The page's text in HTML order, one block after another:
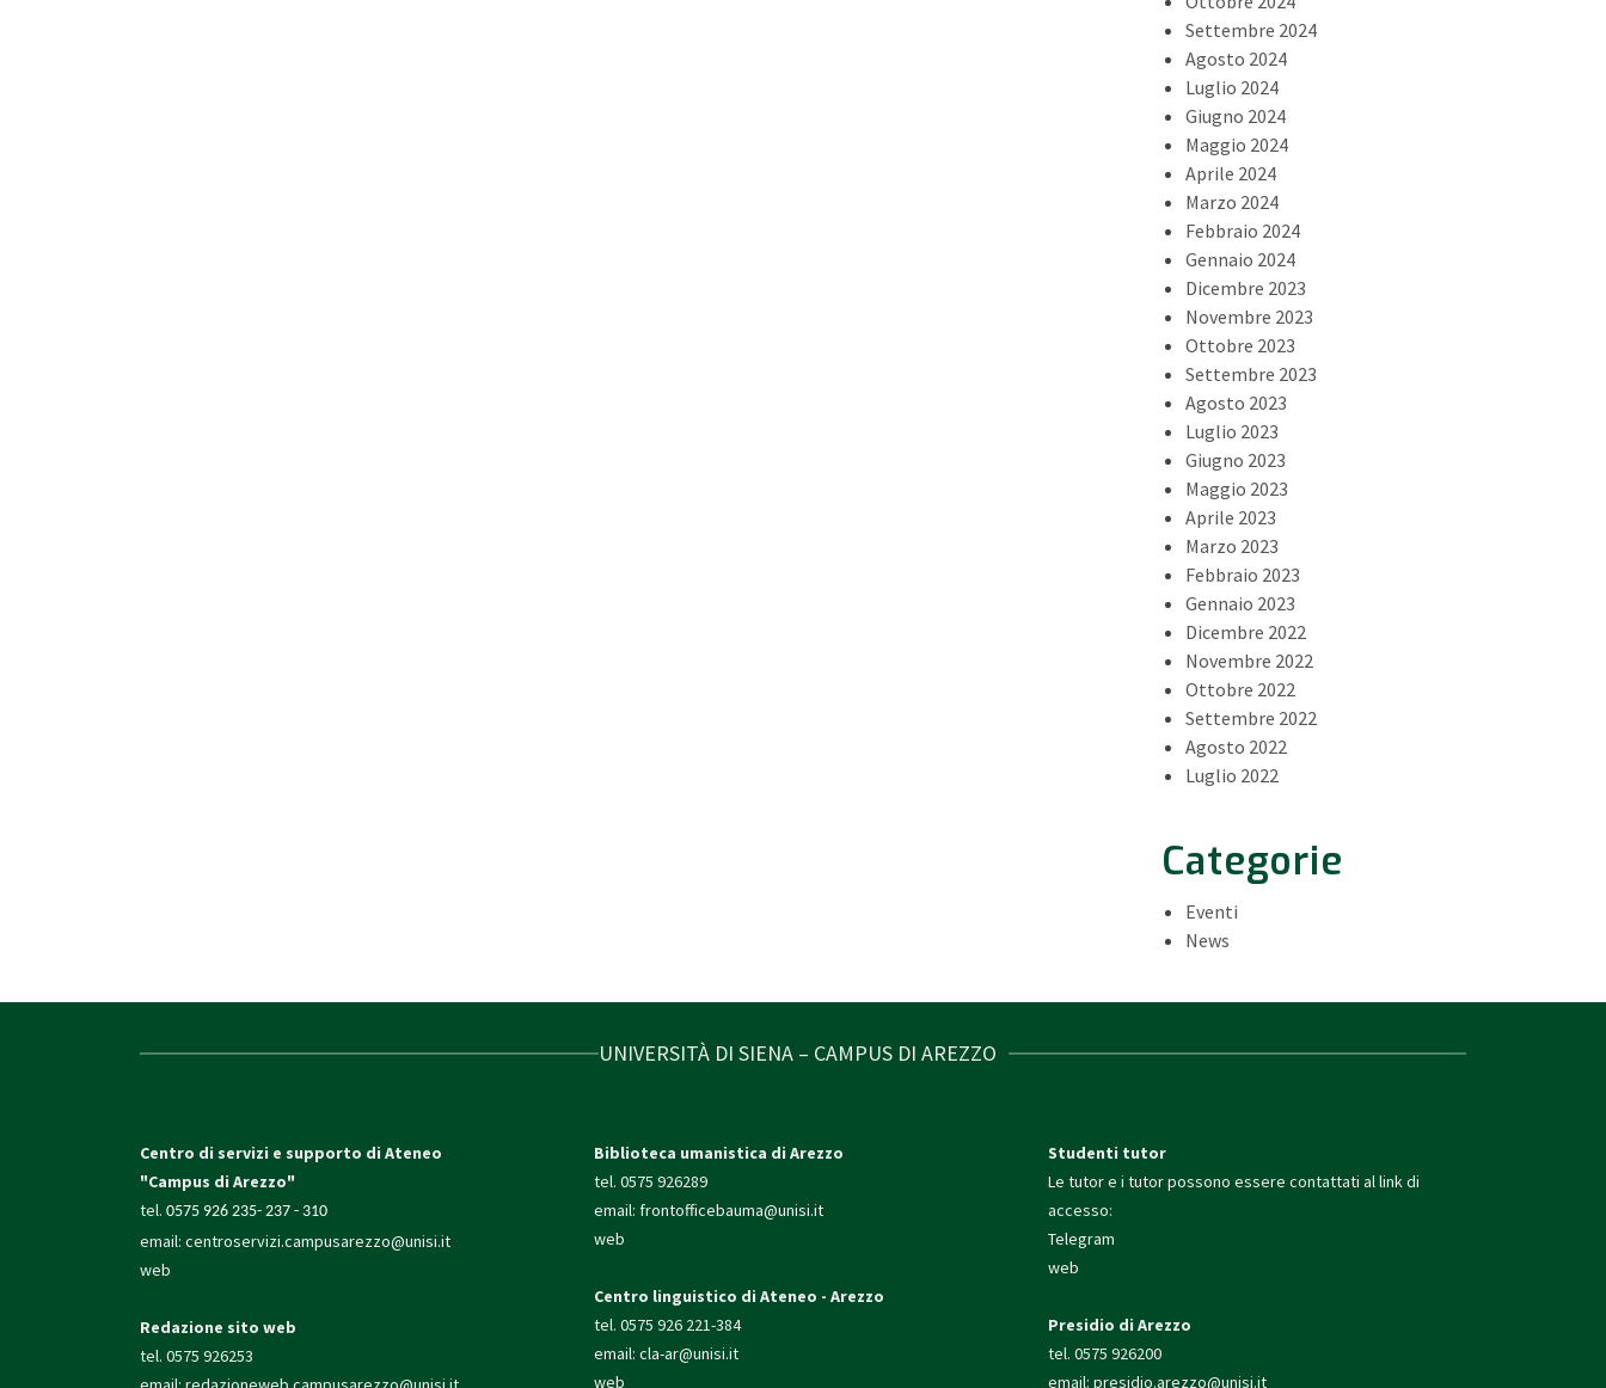
Settembre 2024
Agosto 2024
Luglio 2024
Giugno 2024
Maggio 2024
Aprile 2024
Marzo 2024
Febbraio 2024
Gennaio 2024
Dicembre 2023
Novembre 2023
Ottobre 2023
Settembre 2023
Agosto 2023
Luglio 2023
Giugno 2023
Maggio 2023
Aprile 2023
Marzo 2023
Febbraio 2023
Gennaio 2023
Dicembre 2022
Novembre 2022
Ottobre 2022
Settembre 2022
Agosto 2022
Luglio 2022
Categorie
Eventi
News
UNIVERSITÀ DI SIENA – CAMPUS DI AREZZO
Centro di servizi e supporto di Ateneo
"Campus di Arezzo"
tel. 0575 926 235- 237 - 310
email: centroservizi.campusarezzo@unisi.it
web
Redazione sito web
tel. 0575 926253
Biblioteca umanistica di Arezzo
tel. 0575 926289
email: frontofficebauma@unisi.it
web
Centro linguistico di Ateneo - Arezzo
tel. 0575 926 221-384
email: cla-ar@unisi.it
web
Studenti tutor
Le tutor e i tutor possono essere contattati al link di
accesso:
Telegram
web
Presidio di Arezzo
tel. 0575 926200
email: presidio.arezzo@unisi.it